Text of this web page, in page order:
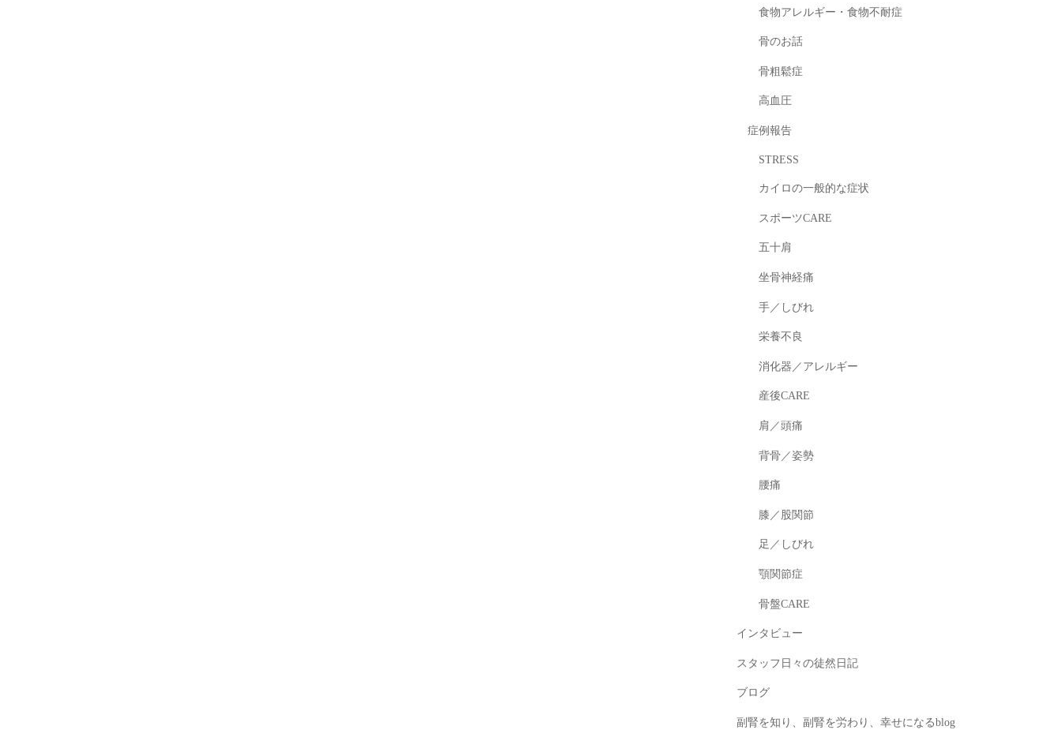
食物アレルギー・食物不耐症
骨のお話
骨粗鬆症
高血圧
症例報告
STRESS
カイロの一般的な症状
スポーツCARE
五十肩
坐骨神経痛
手／しびれ
栄養不良
消化器／アレルギー
産後CARE
肩／頭痛
背骨／姿勢
腰痛
膝／股関節
足／しびれ
顎関節症
骨盤CARE
インタビュー
スタッフ日々の徒然日記
ブログ
副腎を知り、副腎を労わり、幸せになるblog